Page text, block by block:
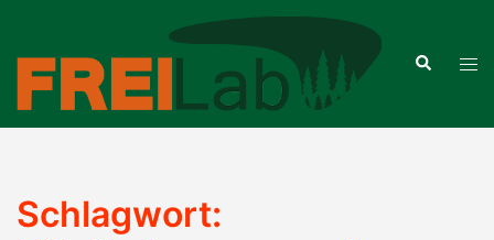
springen
Suche
Schlagwort: